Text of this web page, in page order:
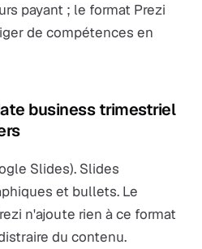
payant ; le format Prezi
de compétences en
business trimestriel
Slides). Slides
et bullets. Le
n'ajoute rien à ce format
du contenu.